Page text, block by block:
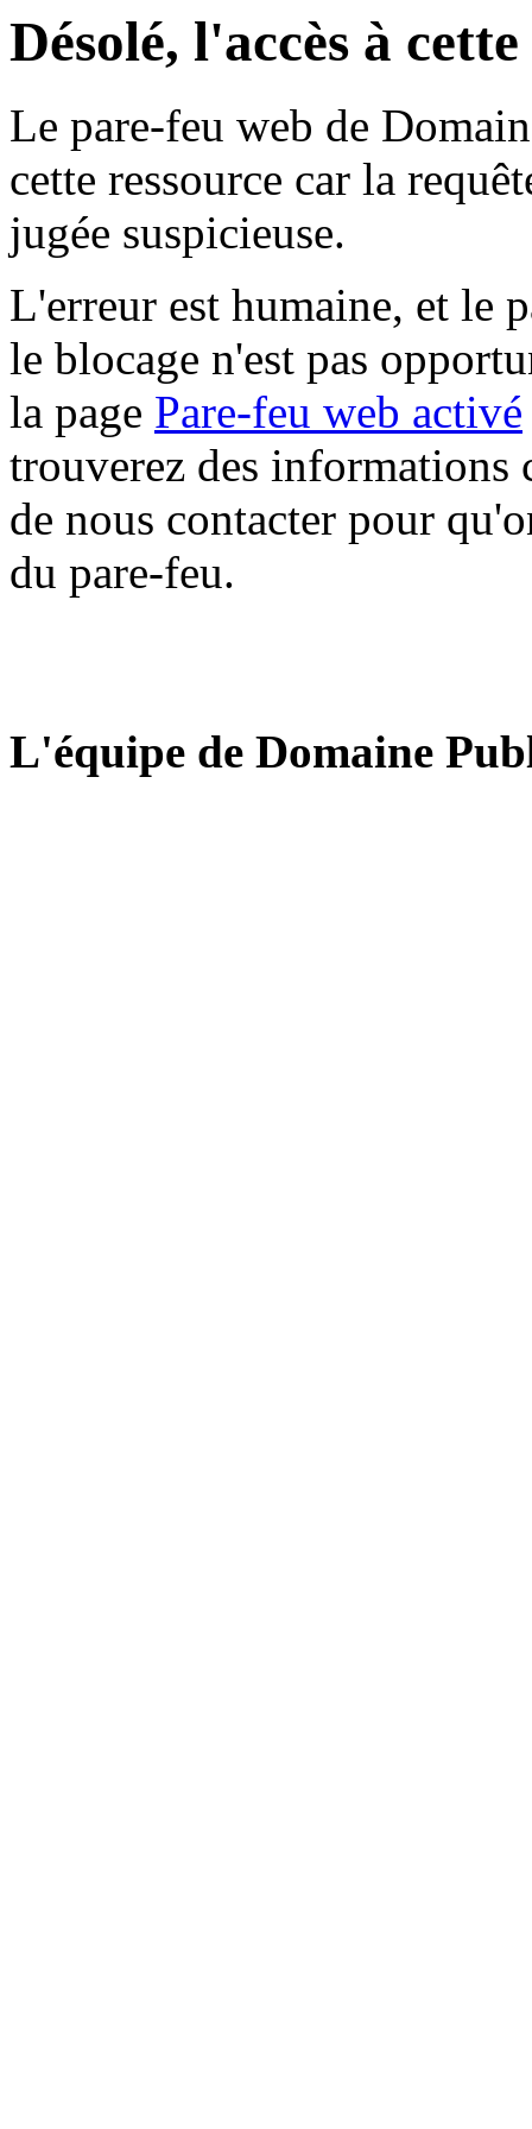
Désolé, l'accès à
Le pare-feu web de
cette ressource car la
jugée suspicieuse.
L'erreur est humaine, et le
le blocage n'est pas
la page Pare-feu web activé
trouverez des informations
de nous contacter pour
du pare-feu.
L'équipe de Domaine